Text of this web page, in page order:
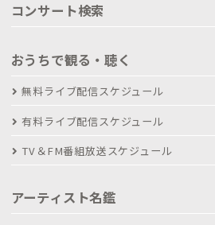
コンサート検索
おうちで観る・聴く
無料ライブ配信スケジュール
有料ライブ配信スケジュール
TV＆FM番組放送スケジュール
アーティスト名鑑